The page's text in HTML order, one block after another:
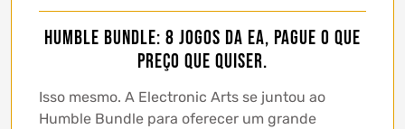
Humble Bundle: 8 jogos da EA, pague o que
preço que quiser.
Isso mesmo. A Electronic Arts se juntou ao
Humble Bundle para oferecer um grande